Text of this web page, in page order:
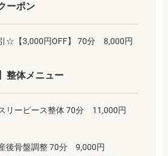
ーポン
☆【3,000円OFF】 70分 8,000円
整体メニュー
リーピース整体 70分 11,000円
後骨盤調整 70分 9,000円